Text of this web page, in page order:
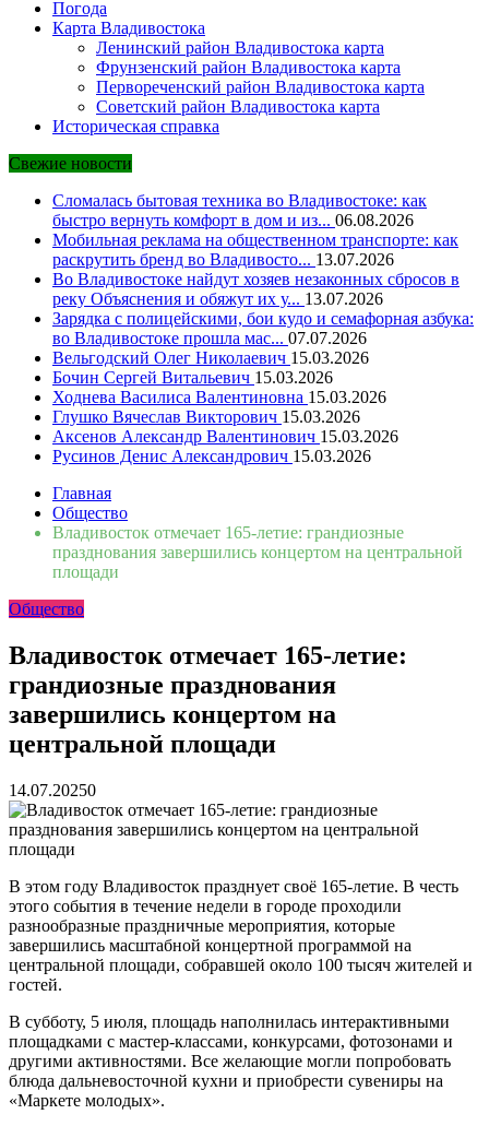
Погода
Карта Владивостока
Ленинский район Владивостока карта
Фрунзенский район Владивостока карта
Первореченский район Владивостока карта
Советский район Владивостока карта
Историческая справка
Свежие новости
Сломалась бытовая техника во Владивостоке: как
быстро вернуть комфорт в дом и из... 06.08.2026
Мобильная реклама на общественном транспорте: как
раскрутить бренд во Владивосто... 13.07.2026
Во Владивостоке найдут хозяев незаконных сбросов в
реку Объяснения и обяжут их у... 13.07.2026
Зарядка с полицейскими, бои кудо и семафорная азбука:
во Владивостоке прошла мас... 07.07.2026
Вельгодский Олег Николаевич 15.03.2026
Бочин Сергей Витальевич 15.03.2026
Ходнева Василиса Валентиновна 15.03.2026
Глушко Вячеслав Викторович 15.03.2026
Аксенов Александр Валентинович 15.03.2026
Русинов Денис Александрович 15.03.2026
Главная
Общество
Владивосток отмечает 165-летие: грандиозные
празднования завершились концертом на центральной
площади
Общество
Владивосток отмечает 165-летие:
грандиозные празднования
завершились концертом на
центральной площади
14.07.20250
В этом году Владивосток празднует своё 165-летие. В честь
этого события в течение недели в городе проходили
разнообразные праздничные мероприятия, которые
завершились масштабной концертной программой на
центральной площади, собравшей около 100 тысяч жителей и
гостей.
В субботу, 5 июля, площадь наполнилась интерактивными
площадками с мастер-классами, конкурсами, фотозонами и
другими активностями. Все желающие могли попробовать
блюда дальневосточной кухни и приобрести сувениры на
«Маркете молодых».